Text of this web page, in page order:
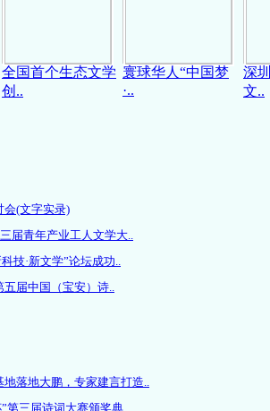
全国首个生态文学
创..
寰球华人“中国梦
·..
深
文..
会(文字实录)
届青年产业工人文学大..
技·新文学”论坛成功..
届中国（宝安）诗..
落地大鹏，专家建言打造..
第三届诗词大赛颁奖典..